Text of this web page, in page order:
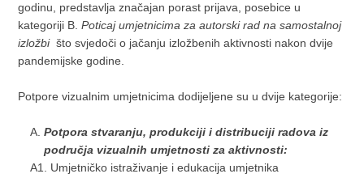
godinu, predstavlja značajan porast prijava, posebice u
kategoriji B.Poticaj umjetnicima za autorski rad na samostalnoj
izložbišto svjedoči o jačanju izložbenih aktivnosti nakon dvije
pandemijske godine.
Potpore vizualnim umjetnicima dodijeljene su u dvije kategorije:
Potpora stvaranju, produkciji i distribuciji radova iz
područja vizualnih umjetnosti za aktivnosti:
A1. Umjetničko istraživanje i edukacija umjetnika